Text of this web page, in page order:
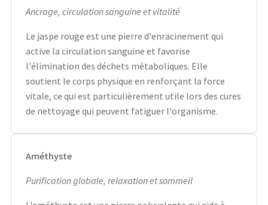
Ancrage, circulation sanguine et vitalité
Le jaspe rouge est une pierre d'enracinement qui
active la circulation sanguine et favorise
l'élimination des déchets métaboliques. Elle
soutient le corps physique en renforçant la force
vitale, ce qui est particulièrement utile lors des cures
de nettoyage qui peuvent fatiguer l'organisme.
Améthyste
Purification globale, relaxation et sommeil